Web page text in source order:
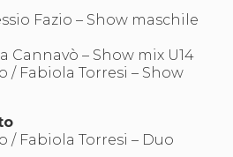
Fisico
- Didattica infantile
sportivi
di Gara
Fazio – Show maschile
Cannavò – Show mix U14
/ Fabiola Torresi – Show
/ Fabiola Torresi – Duo